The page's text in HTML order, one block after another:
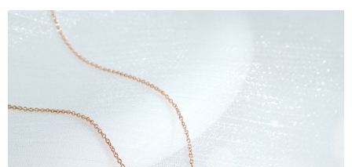
「AFTEE先享後付」，若未經同意申辦者引起之損失，本公司不負相關責
任。
４．使用「AFTEE先享後付」時，將依據個別帳號之用戶狀況，依本公司即
時審查核予不同之上限額度；若仍有額度不足之情形，本公司將視審查結果
請求用戶進行身份認證。
５．嚴禁一人註冊多個帳號或使用他人資訊註冊。若發現惡意使用之情形，
恩沛科技股份有限公司將有權停止該用戶之使用額度並採取法律行動。
免運費
貨到付款
查看運費